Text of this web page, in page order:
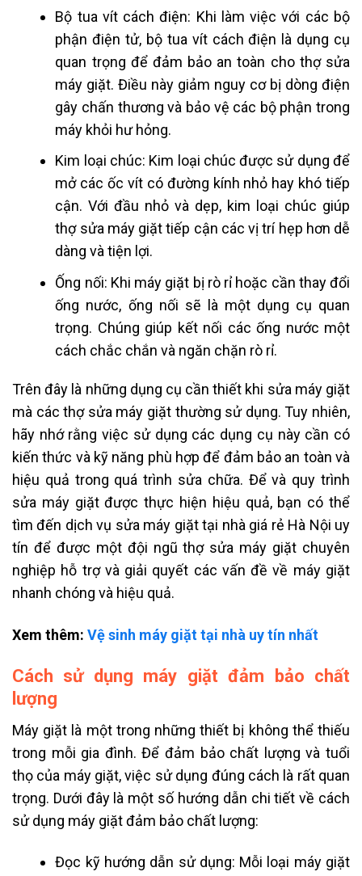
Bộ tua vít cách điện: Khi làm việc với các bộ
phận điện tử, bộ tua vít cách điện là dụng cụ
quan trọng để đảm bảo an toàn cho thợ sửa
máy giặt. Điều này giảm nguy cơ bị dòng điện
gây chấn thương và bảo vệ các bộ phận trong
máy khỏi hư hỏng.
Kim loại chúc: Kim loại chúc được sử dụng để
mở các ốc vít có đường kính nhỏ hay khó tiếp
cận. Với đầu nhỏ và dẹp, kim loại chúc giúp
thợ sửa máy giặt tiếp cận các vị trí hẹp hơn dễ
dàng và tiện lợi.
Ống nối: Khi máy giặt bị rò rỉ hoặc cần thay đổi
ống nước, ống nối sẽ là một dụng cụ quan
trọng. Chúng giúp kết nối các ống nước một
cách chắc chắn và ngăn chặn rò rỉ.
Trên đây là những dụng cụ cần thiết khi sửa máy giặt
mà các thợ sửa máy giặt thường sử dụng. Tuy nhiên,
hãy nhớ rằng việc sử dụng các dụng cụ này cần có
kiến thức và kỹ năng phù hợp để đảm bảo an toàn và
hiệu quả trong quá trình sửa chữa. Để và quy trình
sửa máy giặt được thực hiện hiệu quả, bạn có thể
tìm đến dịch vụ sửa máy giặt tại nhà giá rẻ Hà Nội uy
tín để được một đội ngũ thợ sửa máy giặt chuyên
nghiệp hỗ trợ và giải quyết các vấn đề về máy giặt
nhanh chóng và hiệu quả.
Xem thêm: Vệ sinh máy giặt tại nhà uy tín nhất
Cách sử dụng máy giặt đảm bảo chất
lượng
Máy giặt là một trong những thiết bị không thể thiếu
trong mỗi gia đình. Để đảm bảo chất lượng và tuổi
thọ của máy giặt, việc sử dụng đúng cách là rất quan
trọng. Dưới đây là một số hướng dẫn chi tiết về cách
sử dụng máy giặt đảm bảo chất lượng:
Đọc kỹ hướng dẫn sử dụng: Mỗi loại máy giặt